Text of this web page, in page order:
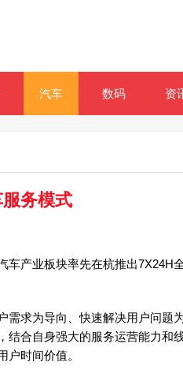
汽车 数码 资
务模式
产业板块率先在杭推出7X24H
求为导向、快速解决用户问题
合自身强大的服务运营能力和
时间价值。